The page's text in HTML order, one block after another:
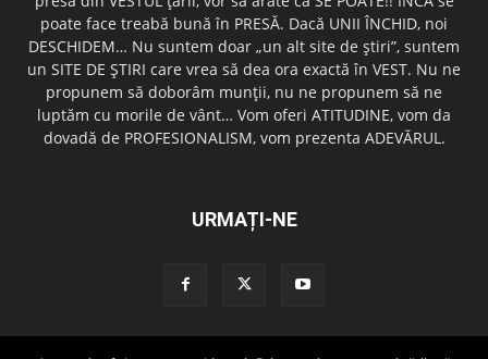
poate face treabă bună în PRESĂ. Dacă UNII ÎNCHID, noi
DESCHIDEM… Nu suntem doar „un alt site de ştiri”, suntem
un SITE DE ŞTIRI care vrea să dea ora exactă în VEST. Nu ne
propunem să doborâm munţii, nu ne propunem să ne
luptăm cu morile de vânt… Vom oferi ATITUDINE, vom da
dovadă de PROFESIONALISM, vom prezenta ADEVĂRUL.
URMAȚI-NE